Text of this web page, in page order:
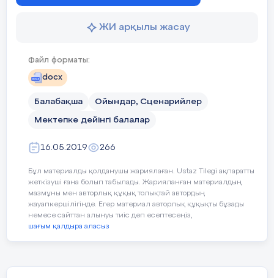
Жүргізуші:Жарайсыңдар,орындарыңа
Күз ханшайымы:Сәлеметсіңдерме
балалар,жиналған қонақтар мен сендерге
сияқтысыңдар.
кеткенсіңдер.
Жүргізуші:Күз ханшайымы
келіңіз,төрлетіңіз ,біздің балаларымыздың
өнерін тамашалаңыздар.
-Ал балалар күз ханшайымына өнерімізді
ЖИ арқылы жасау
Файл форматы:
docx
Балабақша Ойындар, Сценарийлер
Мектепке дейінгі балалар
16.05.2019 266
Бұл материалды қолданушы жариялаған. Ustaz Tilegi ақпаратты
жеткізуші ғана болып табылады. Жарияланған материалдың
мазмұны мен авторлық құқық толықтай автордың
жауапкершілігінде. Егер материал авторлық құқықты бұзады
немесе сайттан алынуы тиіс деп есептесеңіз,
шағым қалдыра аласыз